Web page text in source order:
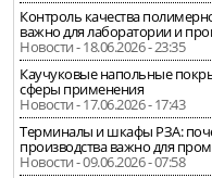
Контроль качества
важно для лаборатории и
Новости - 18.06.2026 - 23:35
Каучуковые напольные
сферы применения
Новости - 17.06.2026 - 17:43
Терминалы и шкафы РЗА:
производства важно для
Новости - 09.06.2026 - 07:58